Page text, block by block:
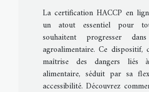
La certification HACCP en
un atout essentiel pour
souhaitent progresser
agroalimentaire. Ce
maîtrise des dangers liés
alimentaire, séduit par sa
accessibilité. Découvrez